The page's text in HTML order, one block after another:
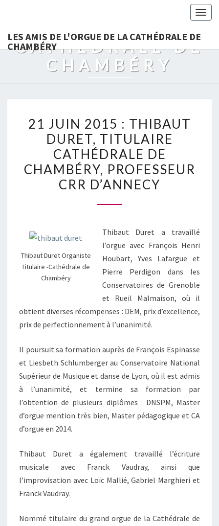
LES AMIS DE L'ORGUE DE LA CATHÉDRALE DE
CHAMBÉRY
L'ORGUE DE LA
CATHÉDRALE DE
CHAMBÉRY
JUIN
2015
:
THIBAUT
DURET,
TITULAIRE
CATHÉDRALE
CHAMBÉRY,
PROFESSEUR
CRR
D’ANNECY
21 JUIN 2015 : THIBAUT
DURET, TITULAIRE
CATHÉDRALE DE
CHAMBÉRY, PROFESSEUR
CRR D’ANNECY
Thibaut Duret Organiste
Titulaire -Cathédrale de
Chambéry
Thibaut Duret a travaillé
l’orgue avec François Henri
Houbart, Yves Lafargue et
Pierre Perdigon dans les
Conservatoires de Grenoble
et Rueil Malmaison, où il
obtient diverses récompenses : DEM, prix d’excellence,
prix de perfectionnement à l’unanimité.
Il poursuit sa formation auprès de François Espinasse
et Liesbeth Schlumberger au Conservatoire National
Supérieur de Musique et danse de Lyon, où il est admis
à l’unanimité, et termine sa formation par
l’obtention de plusieurs diplômes : DNSPM, Master
d’orgue mention très bien, Master pédagogique et CA
d’orgue en 2014.
Thibaut Duret a également travaillé l’écriture
musicale avec Franck Vaudray, ainsi que
l’improvisation avec Loïc Mallié, Gabriel Marghieri et
Franck Vaudray.
Nommé titulaire du grand orgue de la Cathédrale de